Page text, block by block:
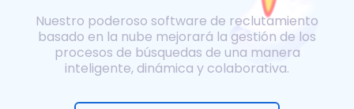
Nuestro poderoso software de reclutamiento
basado en la nube mejorará la gestión de los
procesos de búsquedas de una manera
inteligente, dinámica y colaborativa.